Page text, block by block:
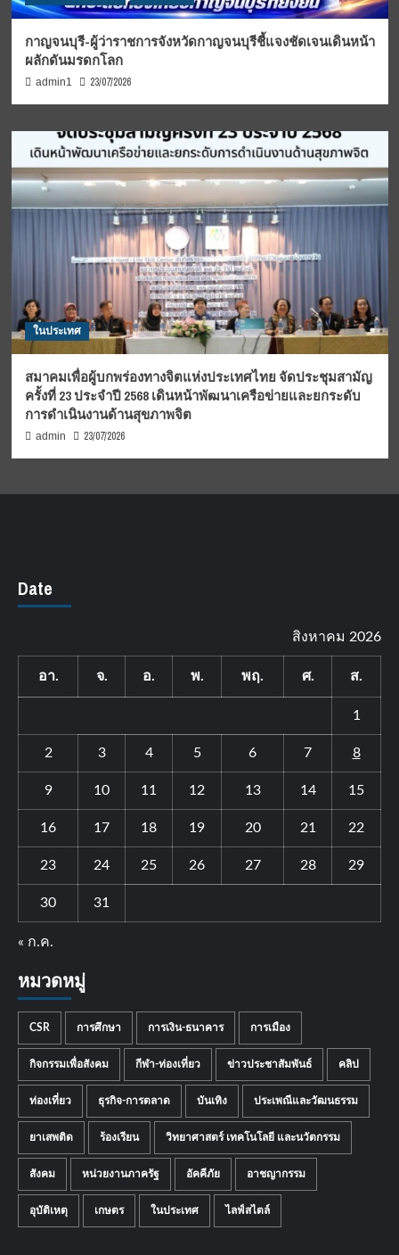
กาญจนบุรี-ผู้ว่าราชการจังหวัดกาญจนบุรีชี้แจงชัดเจนเดินหน้า
ผลักดันมรดกโลก
admin1 23/07/2026
ในประเทศ
สมาคมเพื่อผู้บกพร่องทางจิตแห่งประเทศไทย จัดประชุมสามัญ
ครั้งที่ 23 ประจำปี 2568 เดินหน้าพัฒนาเครือข่ายและยกระดับ
การดำเนินงานด้านสุขภาพจิต
admin 23/07/2026
Date
สิงหาคม 2026
อา. จ. อ. พ. พฤ. ศ. ส.
1
2 3 4 5 6 7 8
9 10 11 12 13 14 15
16 17 18 19 20 21 22
23 24 25 26 27 28 29
30 31
« ก.ค.
หมวดหมู่
CSR การศึกษา การเงิน-ธนาคาร การเมือง
กิจกรรมเพื่อสังคม กีฬา-ท่องเที่ยว ข่าวประชาสัมพันธ์ คลิป
ท่องเที่ยว ธุรกิจ-การตลาด บันเทิง ประเพณีและวัฒนธรรม
ยาเสพติด ร้องเรียน วิทยาศาสตร์ เทคโนโลยี และนวัตกรรม
สังคม หน่วยงานภาครัฐ อัคคีภัย อาชญากรรม
อุบัติเหตุ เกษตร ในประเทศ ไลฟ์สไตล์